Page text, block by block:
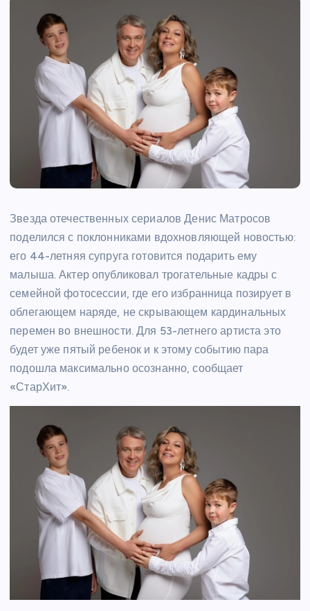
Звезда отечественных сериалов Денис Матросов
поделился с поклонниками вдохновляющей новостью:
его 44-летняя супруга готовится подарить ему
малыша. Актер опубликовал трогательные кадры с
семейной фотосессии, где его избранница позирует в
облегающем наряде, не скрывающем кардинальных
перемен во внешности. Для 53-летнего артиста это
будет уже пятый ребенок и к этому событию пара
подошла максимально осознанно, сообщает
«СтарХит».